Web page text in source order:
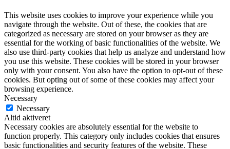
This website uses cookies to improve your experience while you
navigate through the website. Out of these, the cookies that are
categorized as necessary are stored on your browser as they are
essential for the working of basic functionalities of the website. We
also use third-party cookies that help us analyze and understand how
you use this website. These cookies will be stored in your browser
only with your consent. You also have the option to opt-out of these
cookies. But opting out of some of these cookies may affect your
browsing experience.
Necessary
Necessary
Altid aktiveret
Necessary cookies are absolutely essential for the website to
function properly. This category only includes cookies that ensures
basic functionalities and security features of the website. These